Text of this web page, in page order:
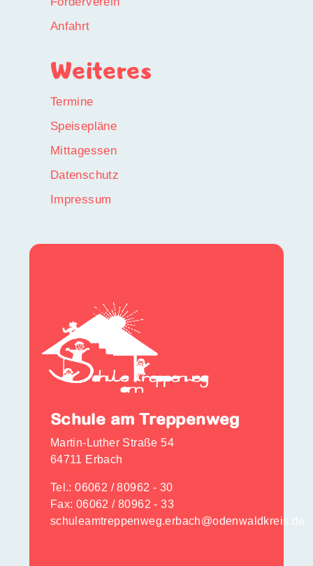
Anfahrt
Weiteres
Termine
Speisepläne
Mittagessen
Datenschutz
Impressum
Schule am Treppenweg
Martin-Luther Straße 54
64711 Erbach
Tel.:06062 / 80962 - 30
Fax: 06062 / 80962 - 33
schuleamtreppenweg.erbach@odenwaldkreis.de